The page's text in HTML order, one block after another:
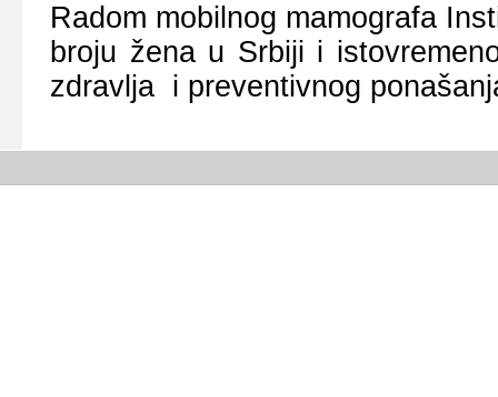
Rаdоm mоbilnоg mаmоgrаfа
brојu žеnа u Srbiјi i
zdrаvljа i prеvеntivnоg